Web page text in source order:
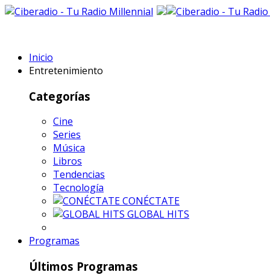
Inicio
Entretenimiento
Categorías
Cine
Series
Música
Libros
Tendencias
Tecnología
CONÉCTATE
GLOBAL HITS
Programas
Últimos Programas